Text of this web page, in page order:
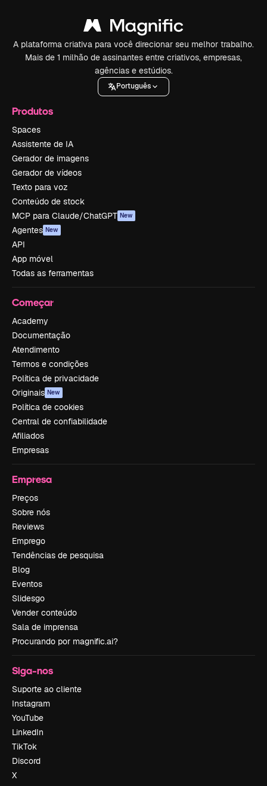
A plataforma criativa para você direcionar seu melhor trabalho.
Mais de 1 milhão de assinantes entre criativos, empresas,
agências e estúdios.
Português
Produtos
Spaces
Assistente de IA
Gerador de imagens
Gerador de vídeos
Texto para voz
Conteúdo de stock
MCP para Claude/ChatGPT New
Agentes New
API
App móvel
Todas as ferramentas
Começar
Academy
Documentação
Atendimento
Termos e condições
Política de privacidade
Originais New
Política de cookies
Central de confiabilidade
Afiliados
Empresas
Empresa
Preços
Sobre nós
Reviews
Emprego
Tendências de pesquisa
Blog
Eventos
Slidesgo
Vender conteúdo
Sala de imprensa
Procurando por magnific.ai?
Siga-nos
Suporte ao cliente
Instagram
YouTube
LinkedIn
TikTok
Discord
X